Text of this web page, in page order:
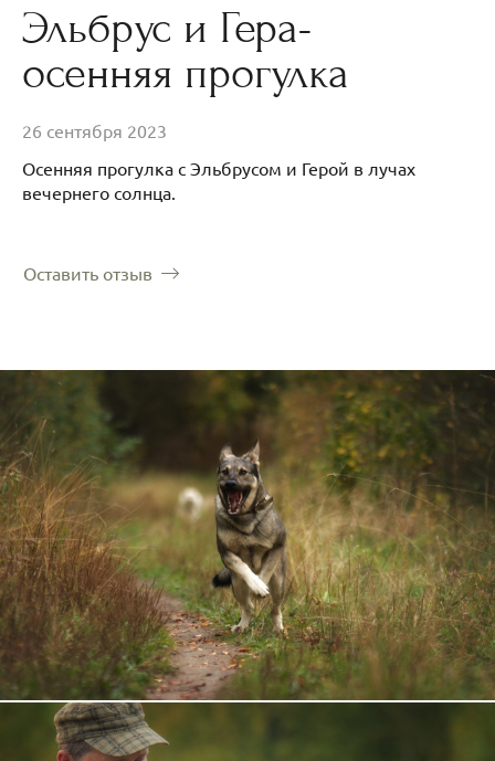
Эльбрус и Гера-
осенняя прогулка
26 сентября 2023
Осенняя прогулка с Эльбрусом и Герой в лучах
вечернего солнца.
Оставить отзыв